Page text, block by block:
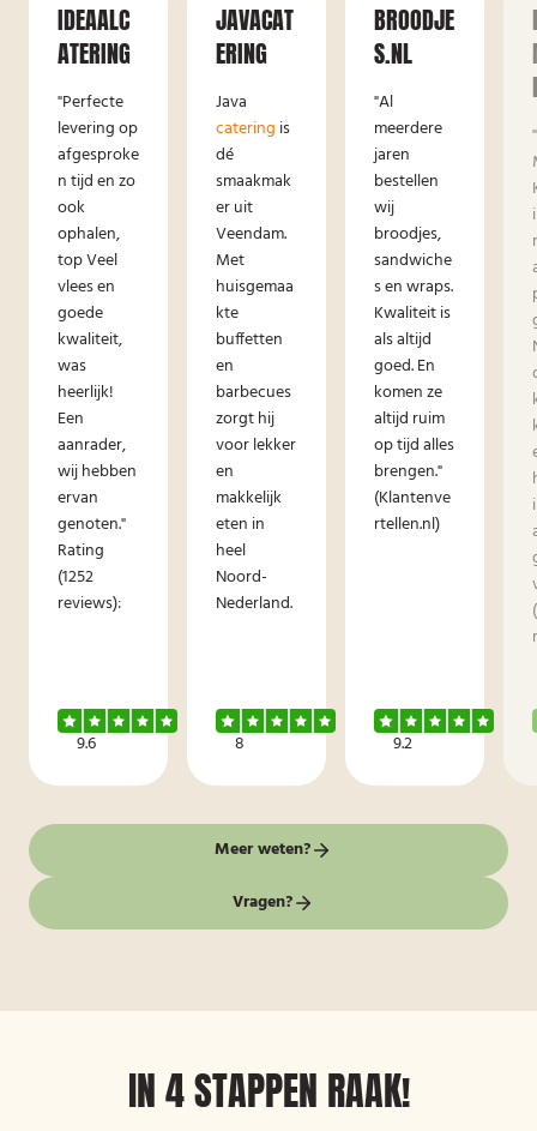
IDEAALC
ATERING
"Perfecte
levering op
afgesproke
n tijd en zo
ook
ophalen,
top Veel
vlees en
goede
kwaliteit,
was
heerlijk!
Een
aanrader,
wij hebben
ervan
genoten."
Rating
(1252
reviews):
9.6
JAVACAT
ERING
Java
catering is
dé
smaakmak
er uit
Veendam.
Met
huisgemaa
kte
buffetten
en
barbecues
zorgt hij
voor lekker
en
makkelijk
eten in
heel
Noord-
Nederland.
8
BROODJE
S.NL
"Al
meerdere
jaren
bestellen
wij
broodjes,
sandwiche
s en wraps.
Kwaliteit is
als altijd
goed. En
komen ze
altijd ruim
op tijd alles
brengen."
(Klantenve
rtellen.nl)
9.2
Meer weten?
Vragen?
IN 4 STAPPEN RAAK!